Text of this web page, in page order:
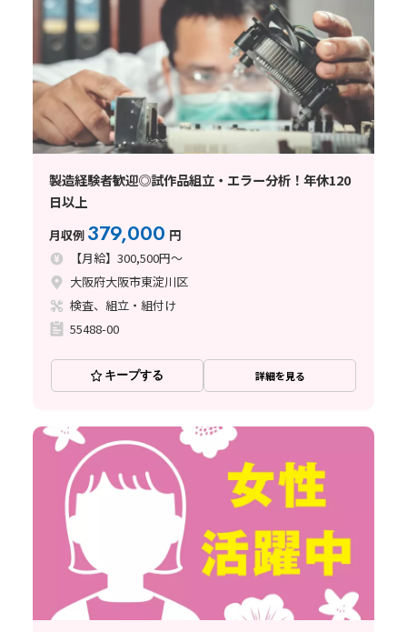
製造経験者歓迎◎試作品組立・エラー分析！年休120
日以上
月収例 379,000 円
【月給】300,500円～
大阪府大阪市東淀川区
検査、組立・組付け
55488-00
キープする 詳細を見る